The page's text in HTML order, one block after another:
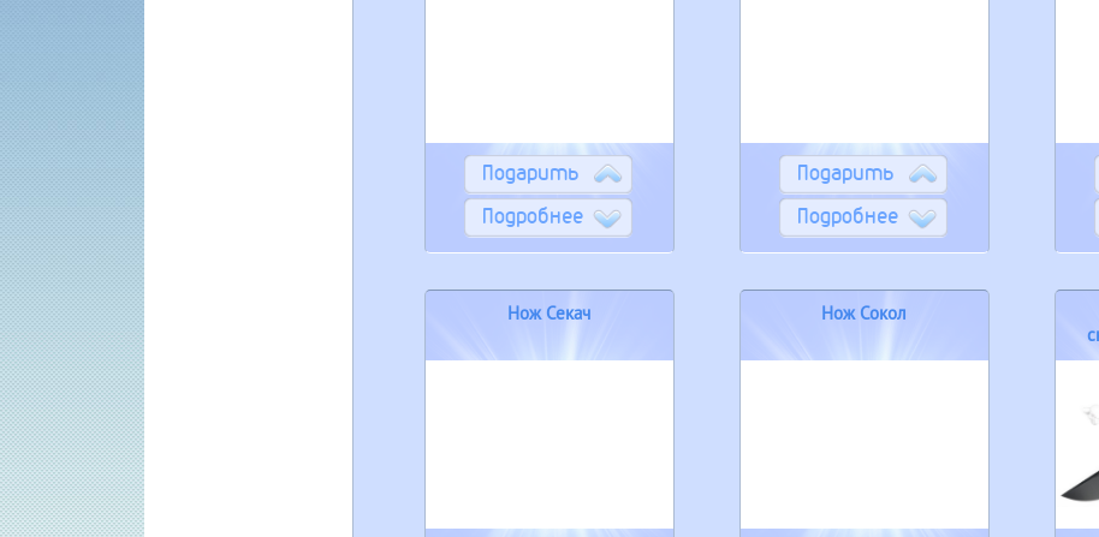
Подарить
Подробнее
Подарить
Подробнее
Нож Секач Нож Сокол